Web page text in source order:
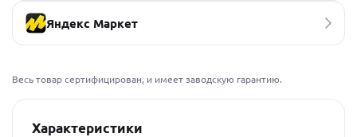
Яндекс Маркет
Весь товар сертифицирован, и имеет заводскую гарантию.
Характеристики